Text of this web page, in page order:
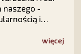
naszego -
i
dokonają
więcej